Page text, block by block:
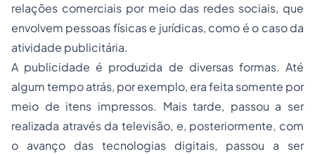
relações comerciais por meio das redes sociais, que
envolvem pessoas físicas e jurídicas, como é o caso da
atividade publicitária.
A publicidade é produzida de diversas formas. Até
algum tempo atrás, por exemplo, era feita somente por
meio de itens impressos. Mais tarde, passou a ser
realizada através da televisão, e, posteriormente, com
o avanço das tecnologias digitais, passou a ser